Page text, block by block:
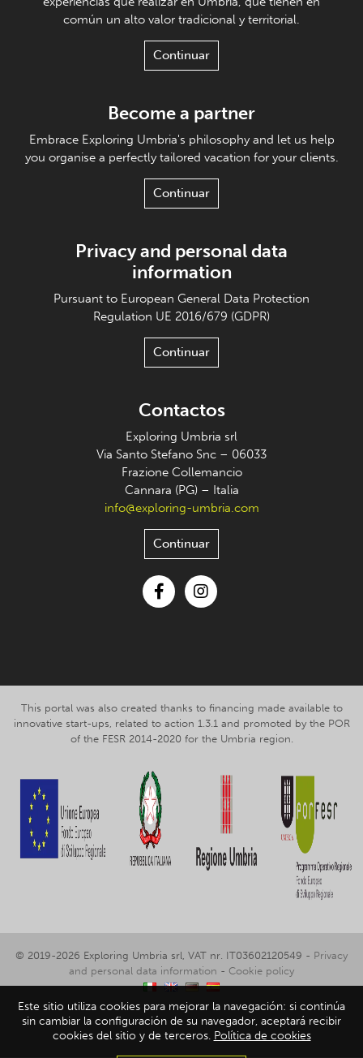
común un alto valor tradicional y territorial.
Continuar
Become a partner
Embrace Exploring Umbria's philosophy and let us help
you organise a perfectly tailored vacation for your clients.
Continuar
Privacy and personal data
information
Pursuant to European General Data Protection
Regulation UE 2016/679 (GDPR)
Continuar
Contactos
Exploring Umbria srl
Via Santo Stefano Snc – 06033
Frazione Collemancio
Cannara (PG) – Italia
info@exploring-umbria.com
Continuar
This portal was also created thanks to financing made available to
innovative start-ups, related to action 1.3.1 and promoted by the POR
of the FESR 2014-2020 for the Umbria region.
© 2019-2026 Exploring Umbria srl, VAT nr. IT03602120549 - Privacy
and personal data information - Cookie policy
Este sitio utiliza cookies para mejorar la navegación: si continúa
sin cambiar la configuración de su navegador, aceptará recibir
cookies del sitio y de terceros. Política de cookies